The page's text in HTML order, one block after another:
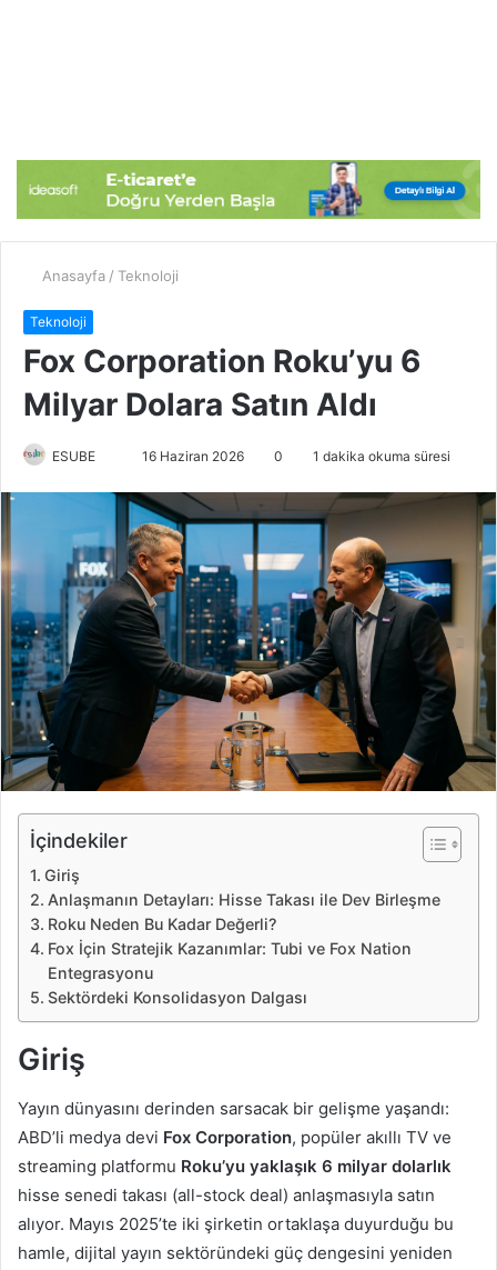
Anasayfa / Teknoloji
Teknoloji
Fox Corporation Roku’yu 6
Milyar Dolara Satın Aldı
ESUBE
e
p
n
e
16 Haziran 2026 0 1 dakika okuma süresi
İçindekiler
Giriş
Anlaşmanın Detayları: Hisse Takası ile Dev Birleşme
Roku Neden Bu Kadar Değerli?
Fox İçin Stratejik Kazanımlar: Tubi ve Fox Nation
Entegrasyonu
Sektördeki Konsolidasyon Dalgası
Giriş
Yayın dünyasını derinden sarsacak bir gelişme yaşandı:
ABD’li medya devi Fox Corporation, popüler akıllı TV ve
streaming platformu Roku’yu yaklaşık 6 milyar dolarlık
hisse senedi takası (all-stock deal) anlaşmasıyla satın
alıyor. Mayıs 2025’te iki şirketin ortaklaşa duyurduğu bu
hamle, dijital yayın sektöründeki güç dengesini yeniden